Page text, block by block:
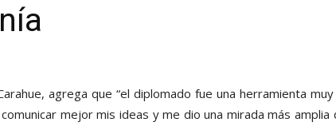
agrega que “el diplomado fue una herramienta
mejor mis ideas y me dio una mirada más amplia